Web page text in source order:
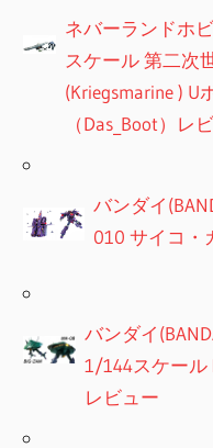
ネバーランドホビ
スケール 第二次
(Kriegsmarine ) U
（Das_Boot）レ
バンダイ
010 サイコ・
バンダイ
1/144スケール
レビュー